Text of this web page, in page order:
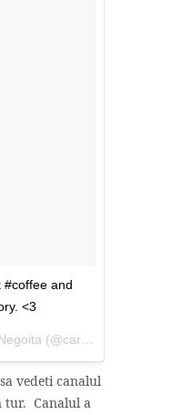
#coffee and
<3
A photo posted by Carmen Negoita (@carmennegoita) on
vedeti canalul
tur. Canalul a